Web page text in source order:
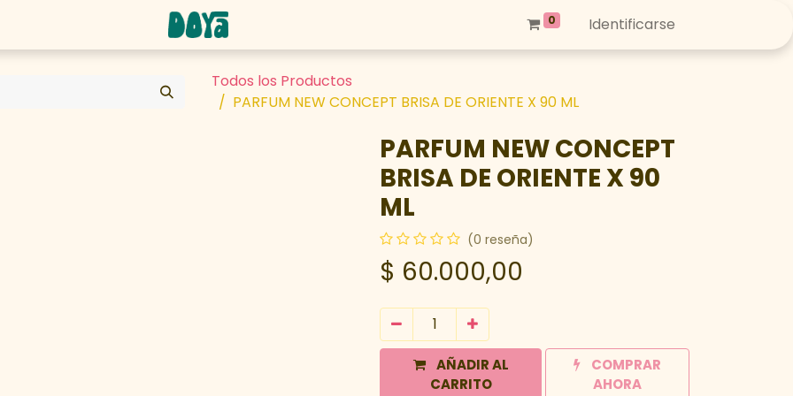
0 Identificarse
Todos los Productos
PARFUM NEW CONCEPT BRISA DE ORIENTE X 90 ML
PARFUM NEW CONCEPT
BRISA DE ORIENTE X 90
ML
(0 reseña)
$ 60.000,00
AÑADIR AL
CARRITO
COMPRAR
AHORA